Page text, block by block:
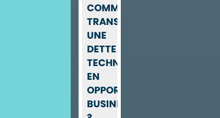
COMMENT
TRANSFORMER
UNE
DETTE
TECHNIQUE
EN
OPPORTUNITÉ
BUSINESS